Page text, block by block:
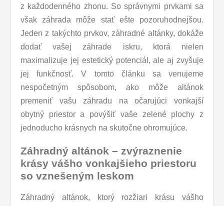
z každodenného zhonu. So správnymi prvkami sa
však záhrada môže stať ešte pozoruhodnejšou.
Jeden z takýchto prvkov, záhradné altánky, dokáže
dodať vašej záhrade iskru, ktorá nielen
maximalizuje jej estetický potenciál, ale aj zvyšuje
jej funkčnosť. V tomto článku sa venujeme
nespočetným spôsobom, ako môže altánok
premeniť vašu záhradu na očarujúci vonkajší
obytný priestor a povýšiť vaše zelené plochy z
jednoducho krásnych na skutočne ohromujúce.
Záhradný altánok – zvýraznenie
krásy vášho vonkajšieho priestoru
so vznešeným leskom
Záhradný altánok, ktorý rozžiari krásu vášho